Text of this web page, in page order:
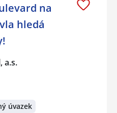
na
hledá
a.s.
úvazek